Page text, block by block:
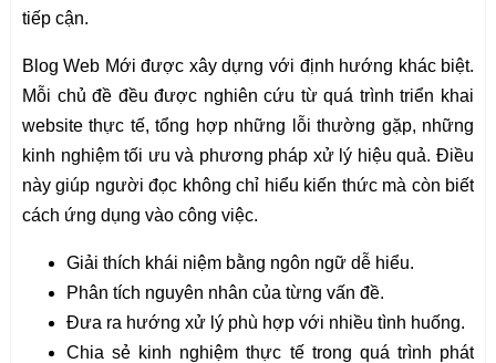
tiếp cận.
Blog Web Mới được xây dựng với định hướng khác biệt.
Mỗi chủ đề đều được nghiên cứu từ quá trình triển khai
website thực tế, tổng hợp những lỗi thường gặp, những
kinh nghiệm tối ưu và phương pháp xử lý hiệu quả. Điều
này giúp người đọc không chỉ hiểu kiến thức mà còn biết
cách ứng dụng vào công việc.
Giải thích khái niệm bằng ngôn ngữ dễ hiểu.
Phân tích nguyên nhân của từng vấn đề.
Đưa ra hướng xử lý phù hợp với nhiều tình huống.
Chia sẻ kinh nghiệm thực tế trong quá trình phát